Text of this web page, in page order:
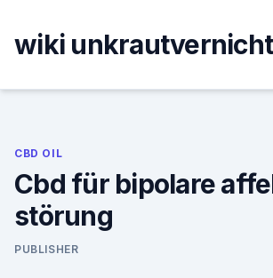
content
wiki
CBD OIL
Cbd für bipolare
störung
PUBLISHER